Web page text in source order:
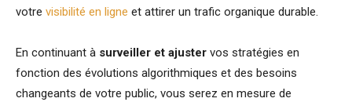
votre visibilité en ligne et attirer un trafic organique durable.
En continuant à surveiller et ajuster vos stratégies en
fonction des évolutions algorithmiques et des besoins
changeants de votre public, vous serez en mesure de